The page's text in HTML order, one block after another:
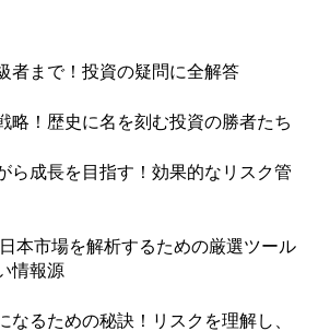
者まで！投資の疑問に全解答
略！歴史に名を刻む投資の勝者たち
ら成長を目指す！効果的なリスク管
本市場を解析するための厳選ツール
情報源
なるための秘訣！リスクを理解し、